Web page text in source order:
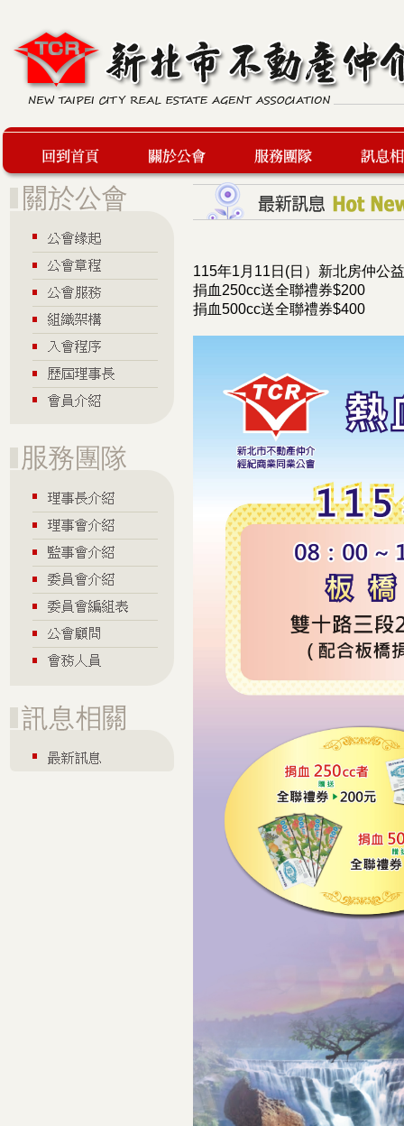
服務團隊 最新訊息
115年1月11日(日）新北房仲公
捐血250cc送全聯禮券$200
捐血500cc送全聯禮券$400